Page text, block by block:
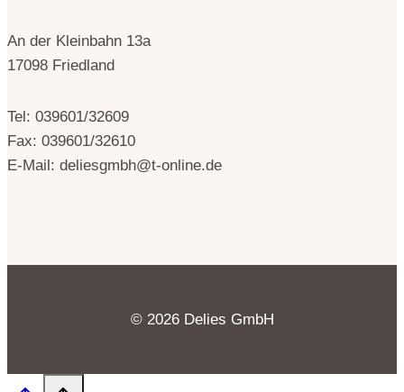
An der Kleinbahn 13a
17098 Friedland
Tel: 039601/32609
Fax: 039601/32610
E-Mail: deliesgmbh@t-online.de
© 2026 Delies GmbH